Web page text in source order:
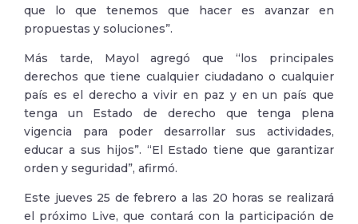
que lo que tenemos que hacer es avanzar en
propuestas y soluciones”.
Más tarde, Mayol agregó que “los principales
derechos que tiene cualquier ciudadano o cualquier
país es el derecho a vivir en paz y en un país que
tenga un Estado de derecho que tenga plena
vigencia para poder desarrollar sus actividades,
educar a sus hijos”. “El Estado tiene que garantizar
orden y seguridad”, afirmó.
Este jueves 25 de febrero a las 20 horas se realizará
el próximo Live, que contará con la participación de